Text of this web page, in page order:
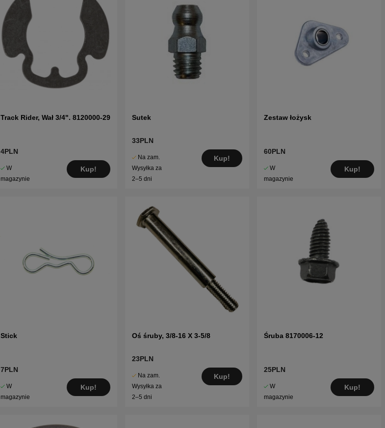
Track Rider, Wał 3/4". 8120000-29
4PLN
W
magazynie
Kup!
Sutek
33PLN
Na zam.
Wysyłka za
2–5 dni
Kup!
Zestaw łożysk
60PLN
W
magazynie
Kup!
Stick
7PLN
W
magazynie
Kup!
Oś śruby, 3/8-16 X 3-5/8
23PLN
Na zam.
Wysyłka za
2–5 dni
Kup!
Śruba 8170006-12
25PLN
W
magazynie
Kup!